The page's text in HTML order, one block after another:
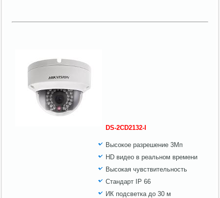
DS-2CD2132-I
Высокое разрешение 3Мп
HD видео в реальном времени
Высокая чувствительность
Стандарт IP 66
ИК подсветка до 30 м